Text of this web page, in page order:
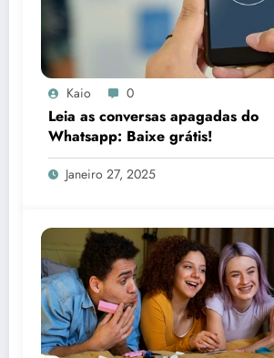
Kaio 0
Leia as conversas apagadas do
Whatsapp: Baixe grátis!
Janeiro 27, 2025